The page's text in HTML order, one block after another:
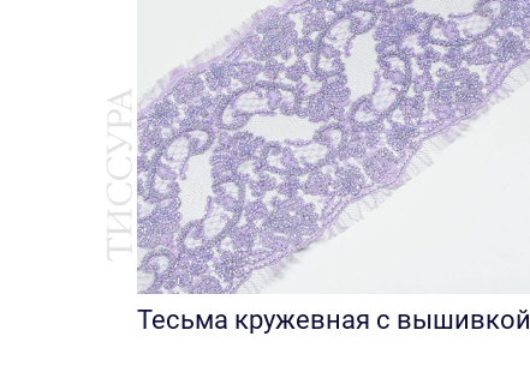
Тесьма кружевная с вышивкой